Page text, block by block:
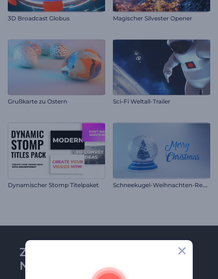
3D Broadcast Globus Magischer Silvester Opener
Grußkarte zu Ostern Sci-Fi Weltall-Trailer
Dynamischer Stomp Titelpaket S
chneekugel-Weihnachten-Reveal
Zu Renderforest-
Newsletter anmelden